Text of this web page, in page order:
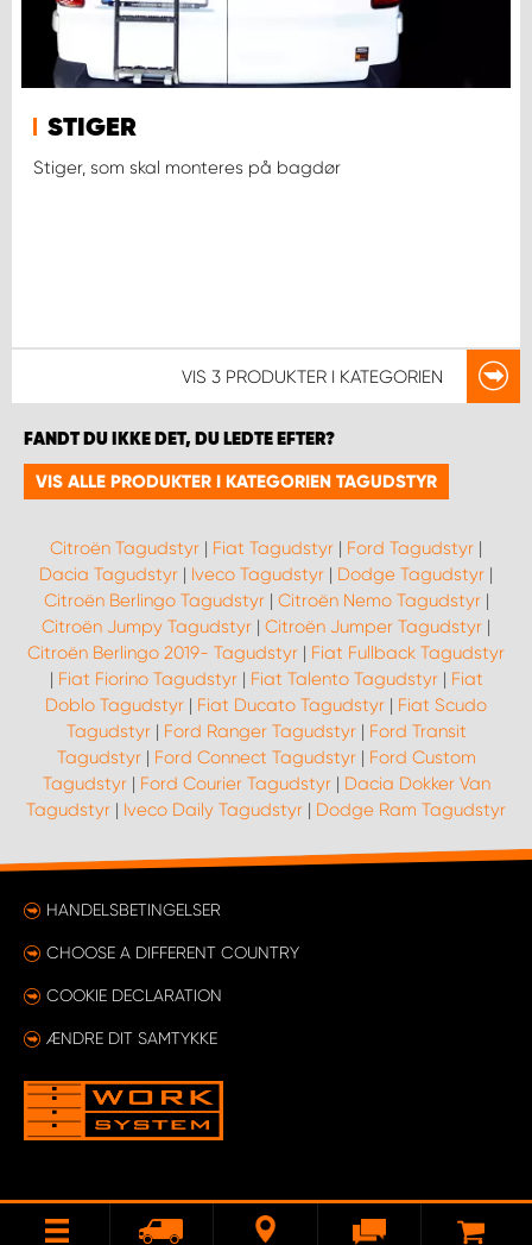
STIGER
Stiger, som skal monteres på bagdør
VIS 3 PRODUKTER I KATEGORIEN
FANDT DU IKKE DET, DU LEDTE EFTER?
VIS ALLE PRODUKTER I KATEGORIEN TAGUDSTYR
Citroën Tagudstyr | Fiat Tagudstyr | Ford Tagudstyr |
Dacia Tagudstyr | Iveco Tagudstyr | Dodge Tagudstyr |
Citroën Berlingo Tagudstyr| Citroën Nemo Tagudstyr|
Citroën Jumpy Tagudstyr | Citroën Jumper Tagudstyr |
Citroën Berlingo 2019- Tagudstyr | Fiat Fullback Tagudstyr
| Fiat Fiorino Tagudstyr| Fiat Talento Tagudstyr| Fiat
Doblo Tagudstyr | Fiat Ducato Tagudstyr | Fiat Scudo
Tagudstyr| Ford Ranger Tagudstyr| Ford Transit
Tagudstyr| Ford Connect Tagudstyr| Ford Custom
Tagudstyr| Ford Courier Tagudstyr| Dacia Dokker Van
Tagudstyr | Iveco Daily Tagudstyr | Dodge Ram Tagudstyr
HANDELSBETINGELSER
CHOOSE A DIFFERENT COUNTRY
COOKIE DECLARATION
ÆNDRE DIT SAMTYKKE